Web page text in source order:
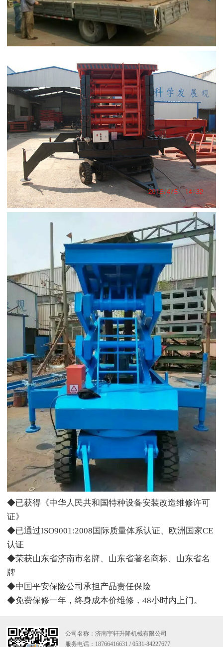
◆已获得《中华人民共和国特种设备安装改造维修许可
证》
◆已通过ISO9001:2008国际质量体系认证、欧洲国家CE
认证
◆荣获山东省济南市名牌、山东省著名商标、山东省名
牌
◆中国平安保险公司承担产品责任保险
◆免费保修一年，终身成本价维修，48小时内上门。
公司名称：济南宇轩升降机械有限公司
服务电话：18766416631 / 0531-84227677